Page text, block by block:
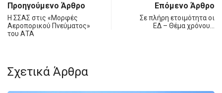
Προηγούμενο Άρθρο
Η ΣΣΑΣ στις «Μορφές
Αεροπορικού Πνεύματος»
του ΑΤΑ
Επόμενο Άρθρο
Σε πλήρη ετοιμότητα οι
ΕΔ – Θέμα χρόνου…
Σχετικά Άρθρα